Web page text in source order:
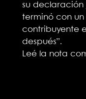
su declaración
terminó con un
contribuyente
después”.
Leé la nota